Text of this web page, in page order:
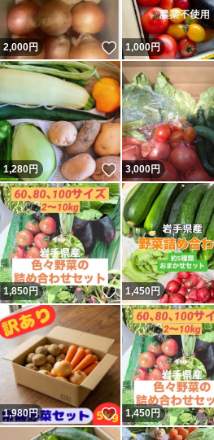
2,000円 いいね！
1,000円
1,280円 いいね！
3,000円
1,850円 いいね！
1,450円
1,980円 いいね！
1,450円